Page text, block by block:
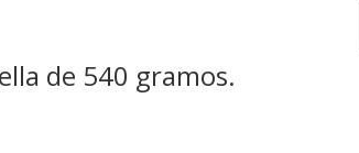
de 540 gramos.